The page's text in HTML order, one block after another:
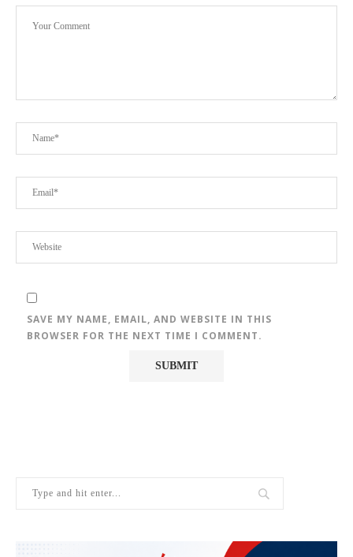
SAVE MY NAME, EMAIL, AND WEBSITE IN THIS
BROWSER FOR THE NEXT TIME I COMMENT.